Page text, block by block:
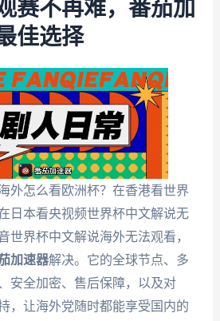
赛不再难，番茄加
佳选择
外怎么看欧洲杯？在香港看世界
日本看央视频世界杯中文解说无
世界杯中文解说海外无法观看，
加速器解决。它的全球节点、多
安全加密、售后保障，以及对
，让海外党随时都能享受国内的